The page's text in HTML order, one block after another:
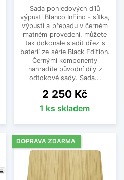
Sada pohledových dílů
výpusti Blanco InFino - sítka,
výpusti a přepadu v černém
matném provedení, můžete
tak dokonale sladit dřez s
baterií ze série Black Edition.
Černými komponenty
nahradíte původní díly z
odtokové sady. Sada...
Cena
2 250 Kč
1 ks skladem
DOPRAVA ZDARMA